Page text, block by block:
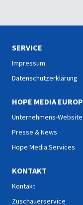
SERVICE
Impressum
Datenschutzerklärung
HOPE MEDIA
Unternehmens-Website
Presse & News
Hope Media Services
KONTAKT
Kontakt
Zuschauerservice